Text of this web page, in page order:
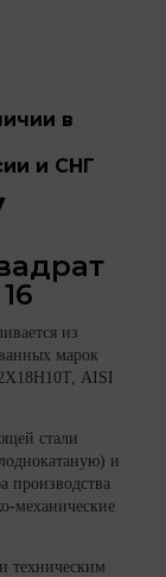
в
и СНГ
из
марок
AISI
стали
и
производства
механические
техническим